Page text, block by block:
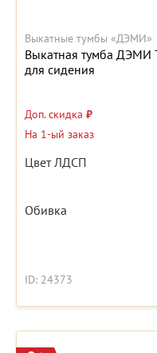
Выкатные тумбы «ДЭМИ»
Выкатная тумба ДЭМИ
для сидения
Доп. скидка ₽
На 1-ый заказ
Цвет ЛДСП
Обивка
ID: 24373